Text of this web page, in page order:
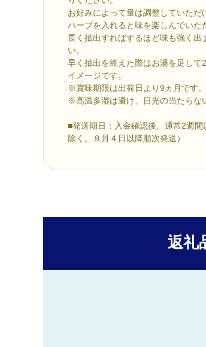
お好みによって量は調整していた
ハーブを入れると味を楽しんでいた
長く抽出すればするほど味も強く出
い。
早く抽出を終えた際はお湯を足し
イメージです。
※賞味期限は出荷日より9ヵ月です。
※高温多湿は避け、日光の当たらな
■発送期日：入金確認後、通常2週
除く。９月４日以降順次発送）
返礼